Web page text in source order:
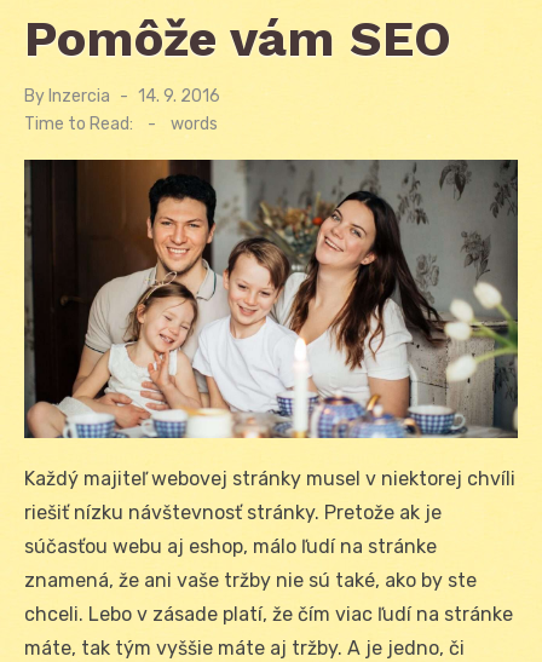
Pomôže vám SEO
By Inzercia
Posted
14. 9. 2016
Time to Read:
- words
Každý majiteľ webovej stránky musel v niektorej chvíli
riešiť nízku návštevnosť stránky. Pretože ak je
súčasťou webu aj eshop, málo ľudí na stránke
znamená, že ani vaše tržby nie sú také, ako by ste
chceli. Lebo v zásade platí, že čím viac ľudí na stránke
máte, tak tým vyššie máte aj tržby. A je jedno, či